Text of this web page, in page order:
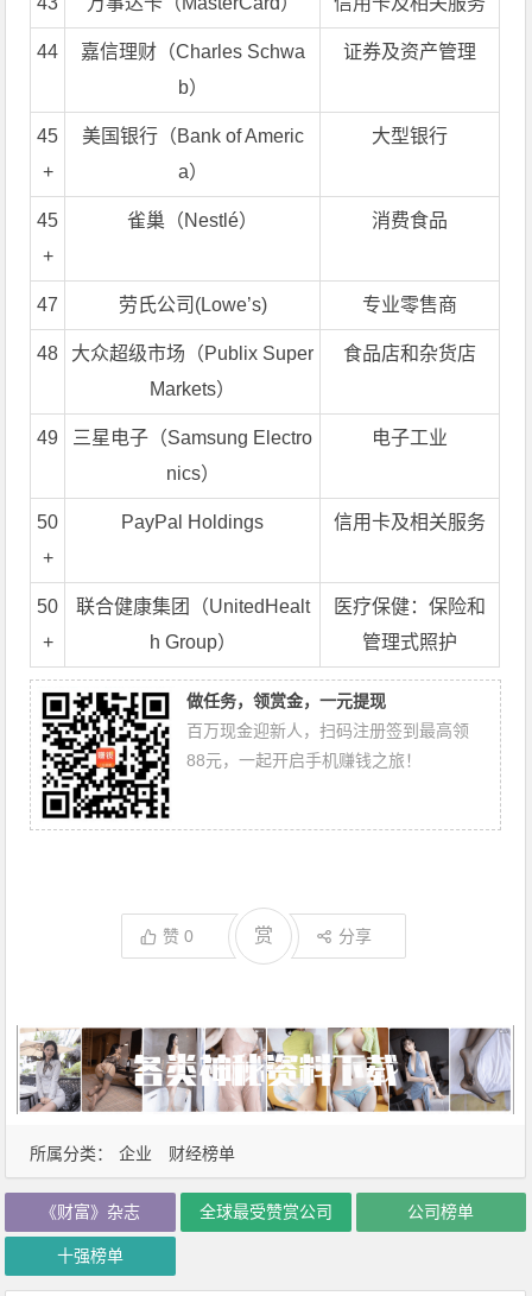
所属分类： 企业 财经榜单
44
嘉信理财（Charles Schwa
b）
证券及资产管理
45
+
美国银行（Bank of Americ
a）
大型银行
45
+
雀巢（Nestlé） 消费食品
47 劳氏公司(Lowe’s) 专业零售商
48
大众超级市场（Publix Super
Markets）
食品店和杂货店
49
三星电子（Samsung Electro
nics）
电子工业
50
+
PayPal Holdings 信用卡及相关服务
50
+
联合健康集团（UnitedHealt
h Group）
医疗保健：保险和
管理式照护
做任务，领赏金，一元提现
百万现金迎新人，扫码注册签到最高领
88元，一起开启手机赚钱之旅！
赞0 赏 分享
《财富》杂志 全球最受赞赏公司 公司榜单
十强榜单